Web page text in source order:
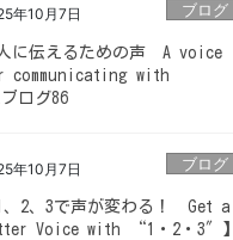
年10月7日 ブログ
人に伝えるための声 A voice
communicating with
ログ86
年10月7日 ブログ
1、2、3で声が変わる！ Get a
Voice with “1・2・3″】